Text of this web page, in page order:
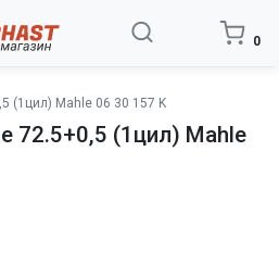
0
(1цил) Mahle 06 30 157 K
72.5+0,5 (1цил) Mahle